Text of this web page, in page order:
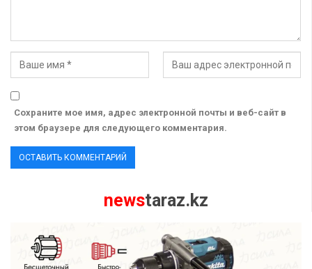
Сохраните мое имя, адрес электронной почты и веб-сайт в
этом браузере для следующего комментария.
newstaraz.kz